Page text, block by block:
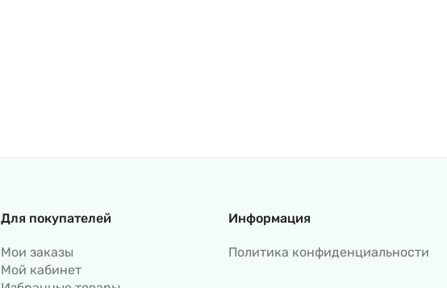
Для покупателей
Мои заказы
Мой кабинет
Информация
Политика конфиденциальности